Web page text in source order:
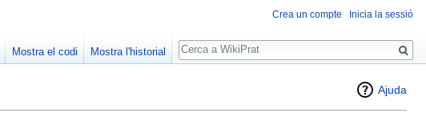
Ajuda
Crea un compte Inicia la sessió
Mostra el codi Mostra l'historial
Cerca